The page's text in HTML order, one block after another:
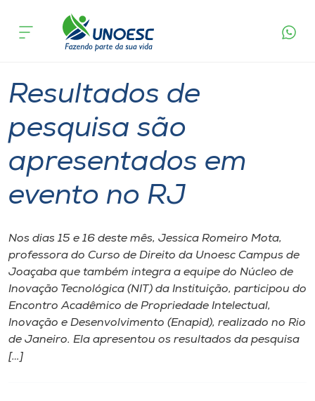
Cursos
Atendimento ao Estudante
Portal de Ensino
A
Unoesc
Internacionalização
I.nova
acontece
Resultados de
pesquisa são
apresentados em
evento no RJ
Nos dias 15 e 16 deste mês, Jessica Romeiro Mota,
professora do Curso de Direito da Unoesc Campus de
Joaçaba que também integra a equipe do Núcleo de
Inovação Tecnológica (NIT) da Instituição, participou do
Encontro Acadêmico de Propriedade Intelectual,
Inovação e Desenvolvimento (Enapid), realizado no Rio
de Janeiro. Ela apresentou os resultados da pesquisa
[…]